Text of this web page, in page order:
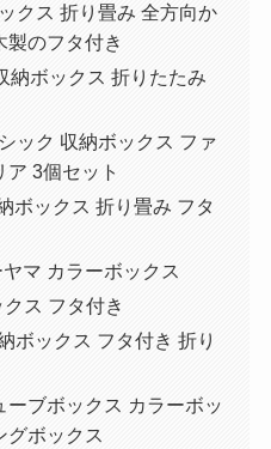
クス 折り畳み 全方向か
製のフタ付き
ボックス 折りたたみ
ック 収納ボックス ファ
ア 3個セット
ボックス 折り畳み フタ
マ カラーボックス
ス フタ付き
ボックス フタ付き 折り
ブボックス カラーボッ
グボックス